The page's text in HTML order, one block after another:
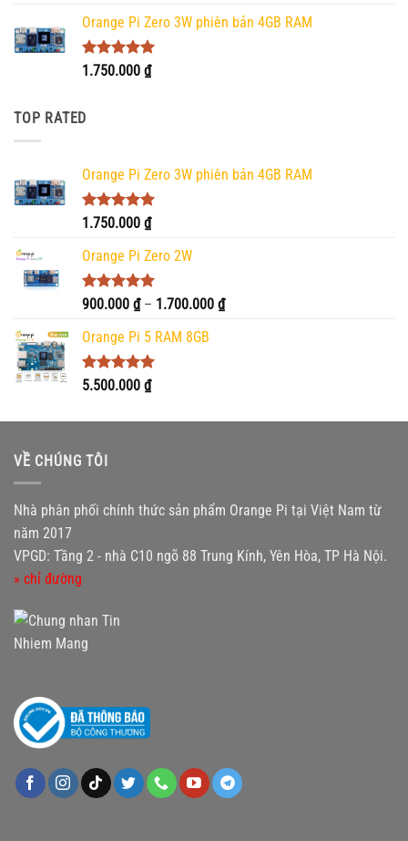
Orange Pi Zero 3W phiên bản 4GB RAM
Được xếp
1.750.000 ₫
TOP RATED
Orange Pi Zero 3W phiên bản 4GB RAM
Được xếp
5 sao
1.750.000 ₫
Orange Pi Zero 2W
Được xếp
5.00
5 sao
900.000 ₫ – 1.700.000 ₫Khoảng
Orange Pi 5 RAM 8GB
Được xếp
5.500.000 ₫
VỀ CHÚNG TÔI
Nhà phân phối chính thức sản phẩm Orange Pi tại Việt Nam từ
năm 2017
VPGD: Tầng 2 - nhà C10 ngõ 88 Trung Kính, Yên Hòa, TP Hà Nội.
» chỉ đường